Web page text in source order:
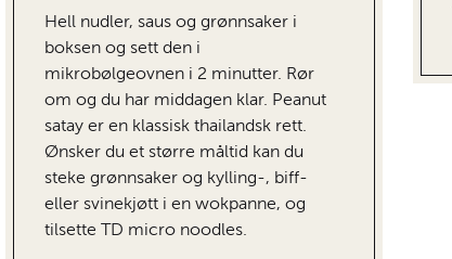
Hell nudler, saus og grønnsaker i
boksen og sett den i
mikrobølgeovnen i 2 minutter. Rør
om og du har middagen klar. Peanut
satay er en klassisk thailandsk rett.
Ønsker du et større måltid kan du
steke grønnsaker og kylling-, biff-
eller svinekjøtt i en wokpanne, og
tilsette TD micro noodles.